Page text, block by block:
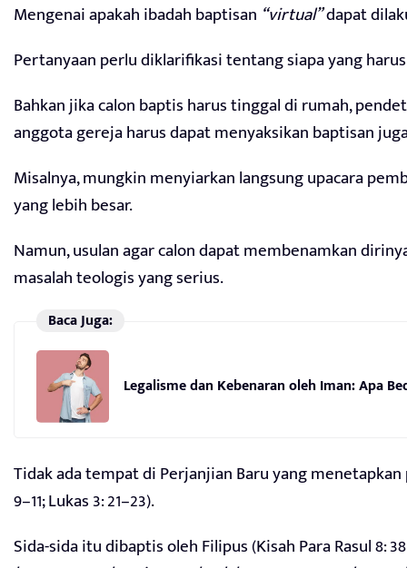
Mengenai apakah ibadah baptisan “virtual”dapat
Pertanyaan perlu diklarifikasi tentang siapa yang
Bahkan jika calon baptis harus tinggal di rumah,
anggota gereja harus dapat menyaksikan baptisan
Misalnya, mungkin menyiarkan langsung upacara
yang lebih besar.
Namun, usulan agar calon dapat membenamkan
masalah teologis yang serius.
Baca Juga:
Legalisme dan Kebenaran oleh Iman: Apa
Tidak ada tempat di Perjanjian Baru yang menetapkan
9–11; Lukas 3: 21–23).
Sida-sida itu dibaptis oleh Filipus (Kisah Para Rasul